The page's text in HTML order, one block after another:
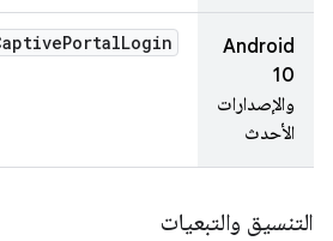
Android
10
والإصدارات
الأحدث
PortalLogin
التنسيق والتبعيات